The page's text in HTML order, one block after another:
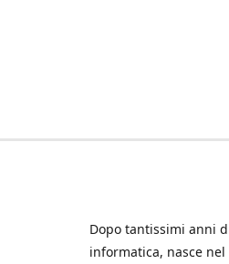
Dopo tantissimi anni
informatica, nasce